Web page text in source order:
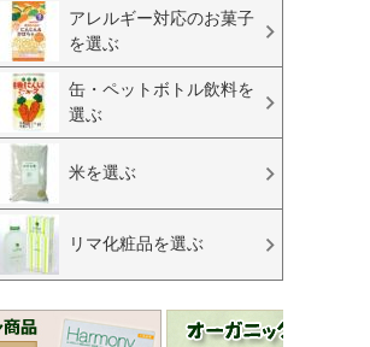
アレルギー対応のお菓子
を選ぶ
缶・ペットボトル飲料を
選ぶ
米を選ぶ
リマ化粧品を選ぶ